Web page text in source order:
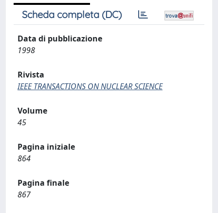
Scheda completa (DC)
Data di pubblicazione
1998
Rivista
IEEE TRANSACTIONS ON NUCLEAR SCIENCE
Volume
45
Pagina iniziale
864
Pagina finale
867